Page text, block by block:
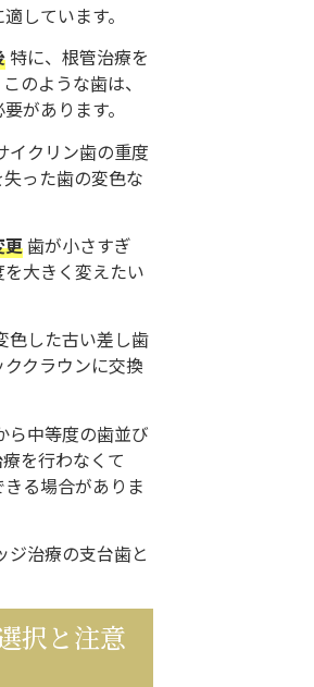
しています。
特に、根管治療を
のような歯は、
があります。
イクリン歯の重度
った歯の変色な
更歯が小さすぎ
大きく変えたい
色した古い差し歯
クラウンに交換
ら中等度の歯並び
を行わなくて
る場合がありま
ジ治療の支台歯と
択と注意